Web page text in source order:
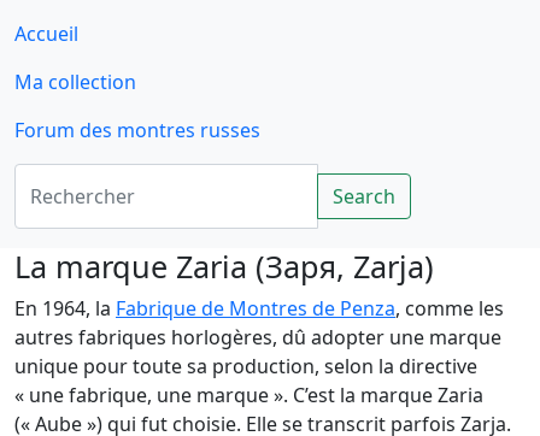
Accueil
Ma collection
Forum des montres russes
Rechercher
Search
La marque Zaria (Заря, Zarja)
En 1964, la Fabrique de Montres de Penza, comme les
autres fabriques horlogères, dû adopter une marque
unique pour toute sa production, selon la directive
« une fabrique, une marque ». C’est la marque Zaria
(« Aube ») qui fut choisie. Elle se transcrit parfois Zarja.